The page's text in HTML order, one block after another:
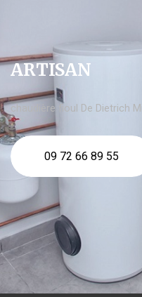
ARTISAN
chaudière fioul De Dietrich
09 72 66 89 55